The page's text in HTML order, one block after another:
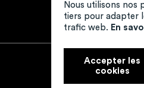
Nous utilisons nos
tiers pour adapter
trafic web. En
Accepter les
cookies